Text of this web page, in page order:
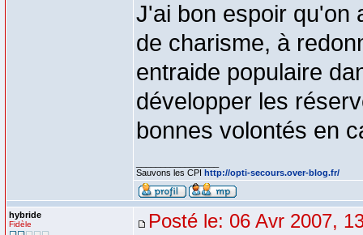
J'ai bon espoir qu'on
de charisme, à
entraide populaire
développer les
bonnes volontés en
Sauvons les CPI http://opti-secours.over-blog.fr/
hybride
Fidèle Posté le: 06 Avr 2007,